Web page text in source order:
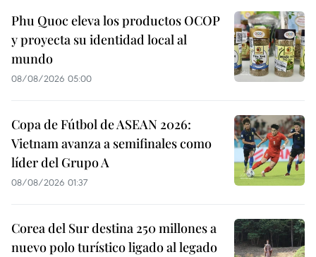
Phu Quoc eleva los productos OCOP
y proyecta su identidad local al
mundo
08/08/2026 05:00
Copa de Fútbol de ASEAN 2026:
Vietnam avanza a semifinales como
líder del Grupo A
08/08/2026 01:37
Corea del Sur destina 250 millones a
nuevo polo turístico ligado al legado